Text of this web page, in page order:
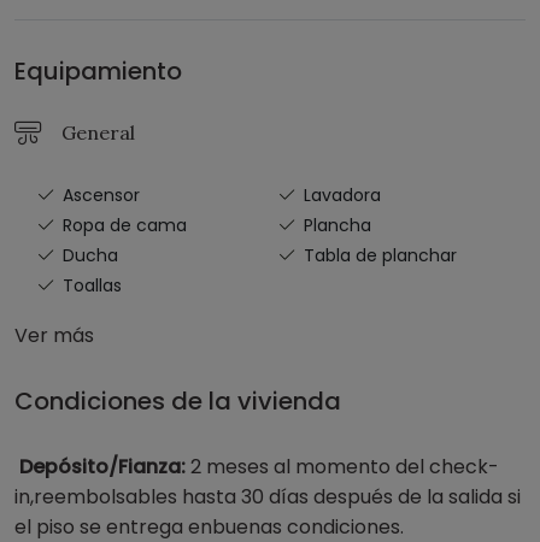
Equipamiento
General
Ascensor
Ropa de cama
Ducha
Toallas
Lavadora
Plancha
Tabla de planchar
Ver más
Condiciones de la vivienda
Depósito/Fianza:2 meses al momento del check-
in,reembolsables hasta 30 días después de la salida si
el piso se entrega enbuenas condiciones.